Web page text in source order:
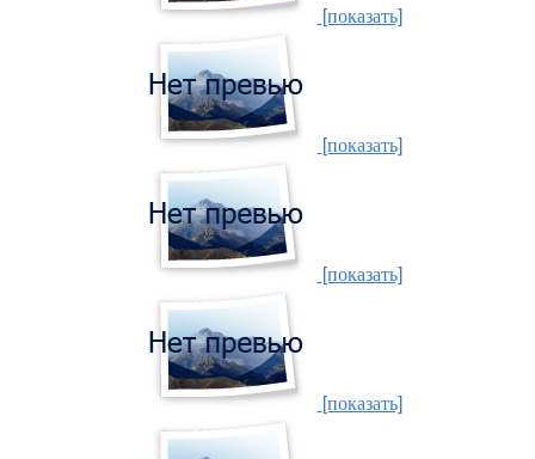
[показать]
[показать]
[показать]
[показать]